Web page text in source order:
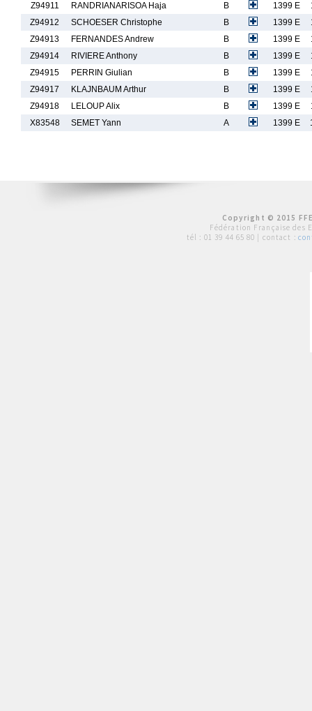
Z94911
RANDRIANARISOA Haja B 1399 E
Z94912
SCHOESER Christophe B 1399 E
Z94913
FERNANDES Andrew B 1399 E
Z94914
RIVIERE Anthony B 1399 E
Z94915
PERRIN Giulian B 1399 E
Z94917
KLAJNBAUM Arthur B 1399 E
Z94918
LELOUP Alix B 1399 E
X83548
SEMET Yann A 1399 E
Copyright © 2015
Fédération Française des
tél : 01 39 44 65 80 | contact :